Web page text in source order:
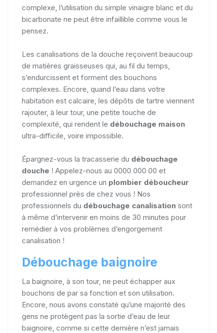
complexe, l’utilisation du simple vinaigre blanc et du
bicarbonate ne peut être infaillible comme vous le
pensez.
Les canalisations de la douche reçoivent beaucoup
de matières graisseuses qui, au fil du temps,
s’endurcissent et forment des bouchons
complexes. Encore, quand l’eau dans votre
habitation est calcaire, les dépôts de tartre viennent
rajouter, à leur tour, une petite touche de
complexité, qui rendent le débouchage maison
ultra-difficile, voire impossible.
Épargnez-vous la tracasserie du débouchage
douche ! Appelez-nous au 0000 000 00 et
demandez en urgence un plombier déboucheur
professionnel près de chez vous ! Nos
professionnels du débouchage canalisation sont
à même d’intervenir en moins de 30 minutes pour
remédier à vos problèmes d’engorgement
canalisation !
Débouchage baignoire
La baignoire, à son tour, ne peut échapper aux
bouchons de par sa fonction et son utilisation.
Encore, nous avons constaté qu’une majorité des
gens ne protègent pas la sortie d’eau de leur
baignoire, comme si cette dernière n’est jamais